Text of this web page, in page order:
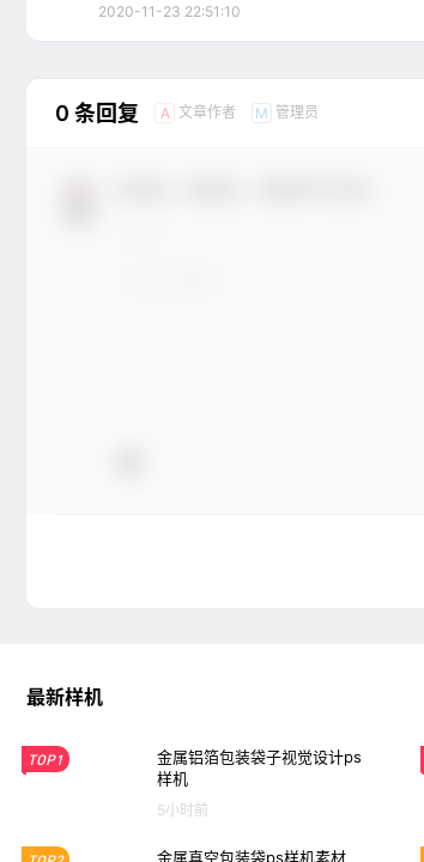
2020-11-23 22:51:10
0 条回复 A 文章作者 M 管理员
最新样机
TOP1
金属铝箔包装袋子视觉设计ps
样机
5小时前
金属真空包装袋ps样机素材